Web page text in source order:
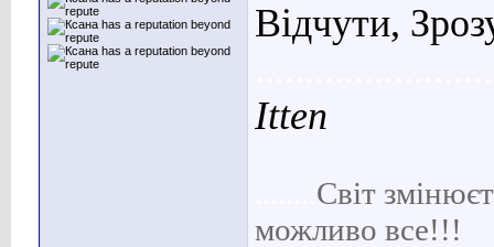
Відчути,
Itten
Світ
можливо все!!!